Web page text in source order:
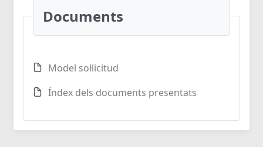
Documents
Model sol·licitud
Índex dels documents presentats